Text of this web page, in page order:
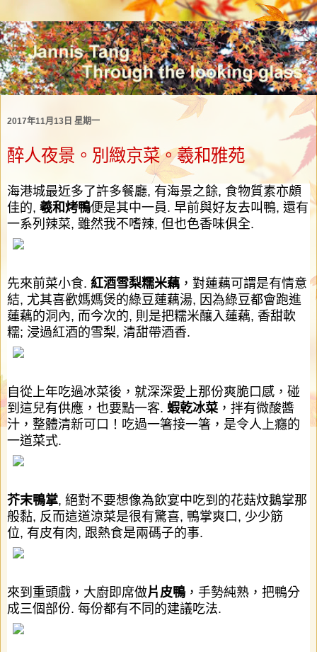
2017年11月13日 星期一
醉人夜景。別緻京菜。羲和雅苑
海港城最近多了許多餐廳, 有海景之餘, 食物質素亦頗
佳的, 羲和烤鴨便是其中一員. 早前與好友去叫鴨, 還有
一系列辣菜, 雖然我不嗜辣, 但也色香味俱全.
先來前菜小食. 紅酒雪梨糯米藕 ， 對蓮藕可謂是有情意
結, 尤其喜歡媽媽煲的綠豆蓮藕湯, 因為綠豆都會跑進
蓮藕的洞內, 而今次的, 則是把糯米釀入蓮藕, 香甜軟
糯; 浸過紅酒的雪梨, 清甜帶酒香.
自從上年吃過冰菜後，就深深愛上那份爽脆口感，碰
到這兒有供應，也要點一客. 蝦乾冰菜，拌有微酸醬
汁，整體清新可口！吃過一箸接一箸，是令人上癮的
一道菜式.
芥末鴨掌, 絕對不要想像為飲宴中吃到的花菇炆鵝掌那
般黏, 反而這道涼菜是很有驚喜, 鴨掌爽口 , 少少筋
位, 有皮有肉 , 跟熱食是兩碼子的事.
來到重頭戲，大廚即席做片皮鴨 ，手勢純熟，把鴨分
成三個部份. 每份都有不同的建議吃法.